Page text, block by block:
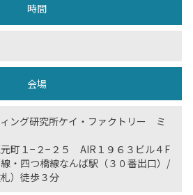
時間
会場
ング研究所ケイ・ファクトリー ミ
町１−２−２５ AIR１９６３ビル４F
つ橋線なんば駅（３０番出口）/
）徒歩３分